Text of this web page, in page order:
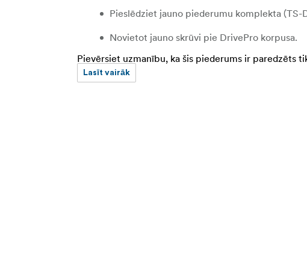
Pieslēdziet jauno piederumu komplekta (TS-
Novietot jauno skrūvi pie DrivePro korpusa.
Piezīme:Nenoņemiet O-veida gredzenu no kabeļa.
Pievērsiet uzmanību, ka šis piederums ir paredzēts
Lasīt vairāk